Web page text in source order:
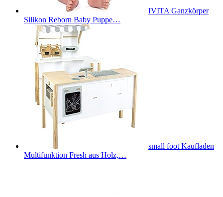
IVITA Ganzkörper
Silikon Reborn Baby Puppe…
small foot Kaufladen
Multifunktion Fresh aus Holz,…